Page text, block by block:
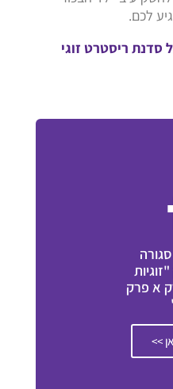
לכם.
סדנת ריסטרט זוגי
א פרק
>>